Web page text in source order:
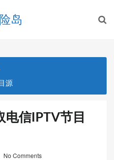
岛
源
信IPTV节目
No Comments